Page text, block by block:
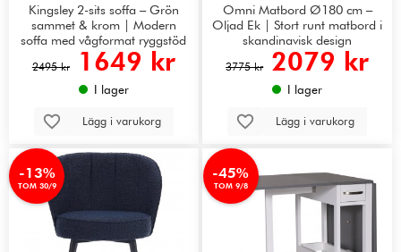
Kingsley 2-sits soffa – Grön
sammet & krom | Modern
soffa med vågformat ryggstöd
2495 kr 1649 kr
I lager
Lägg i varukorg
Omni Matbord Ø180 cm –
Oljad Ek | Stort runt matbord i
skandinavisk design
3775 kr 2079 kr
I lager
Lägg i varukorg
-13%
TOM 30/9
-45%
TOM 9/8